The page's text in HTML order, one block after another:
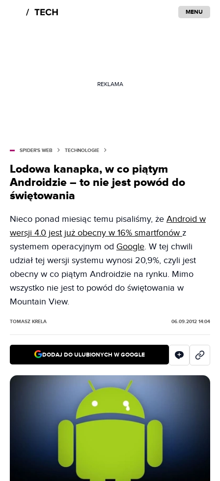
MENU
REKLAMA
SPIDER'S WEB TECHNOLOGIE
Lodowa kanapka, w co piątym
Androidzie – to nie jest powód do
świętowania
Nieco ponad miesiąc temu pisaliśmy, że Android w
wersji 4.0 jest już obecny w 16% smartfonów z
systemem operacyjnym od Google. W tej chwili
udział tej wersji systemu wynosi 20,9%, czyli jest
obecny w co piątym Androidzie na rynku. Mimo
wszystko nie jest to powód do świętowania w
Mountain View.
TOMASZ KRELA 06.09.2012 14:04
DODAJ DO ULUBIONYCH W GOOGLE